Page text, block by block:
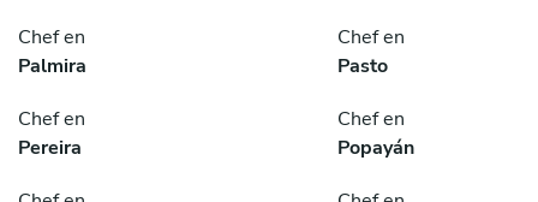
Chef en
Palmira
Chef en
Pasto
Chef en
Pereira
Chef en
Popayán